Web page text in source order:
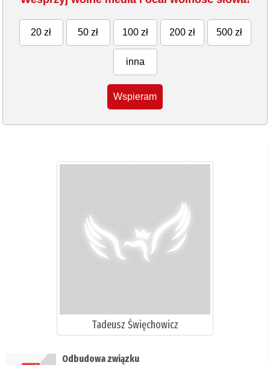
20 zł 50 zł 100 zł 200 zł 500 zł
inna
Wspieram
Tadeusz Święchowicz
Odbudowa związku